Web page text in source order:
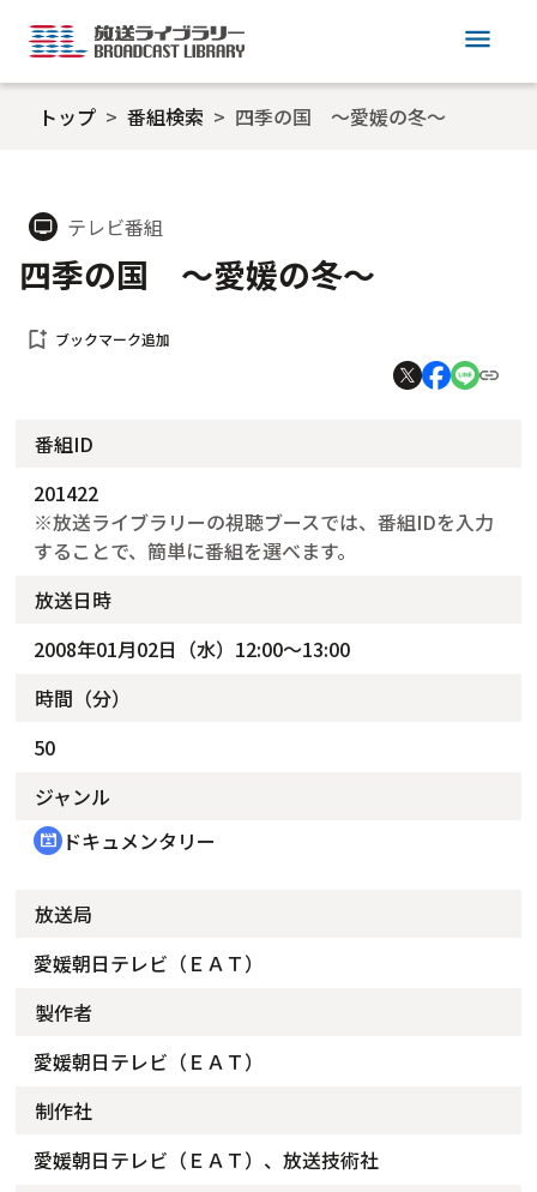
menu
トップ 番組検索 四季の国 ～愛媛の冬～
tv テレビ番組
四季の国 ～愛媛の冬～
bookmark_add ブックマーク追加
番組ID
201422
※放送ライブラリーの視聴ブースでは、番組IDを入力
することで、簡単に番組を選べます。
放送日時
2008年01月02日（水）12:00～13:00
時間（分）
50
ジャンル
cinematic_blur ドキュメンタリー
放送局
愛媛朝日テレビ（ＥＡＴ）
製作者
愛媛朝日テレビ（ＥＡＴ）
制作社
愛媛朝日テレビ（ＥＡＴ）、放送技術社